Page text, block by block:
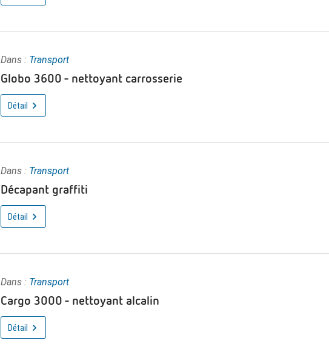
Dans : Transport
Globo 3600 - nettoyant carrosserie
Détail
Dans : Transport
Décapant graffiti
Détail
Dans : Transport
Cargo 3000 - nettoyant alcalin
Détail